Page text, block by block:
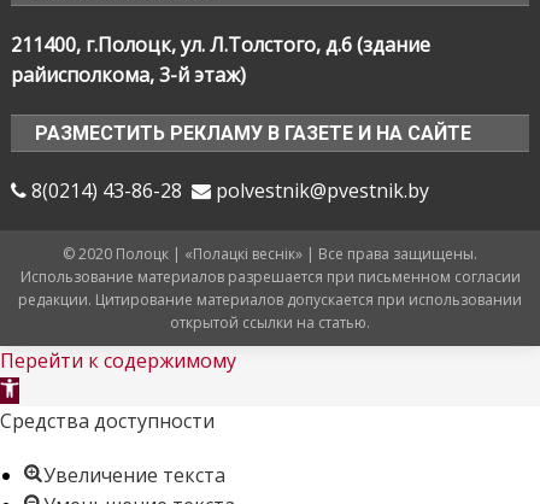
211400, г.Полоцк, ул. Л.Толстого, д.6 (здание
райисполкома, 3-й этаж)
РАЗМЕСТИТЬ РЕКЛАМУ В ГАЗЕТЕ И НА САЙТЕ
8(0214) 43-86-28 polvestnik@pvestnik.by
© 2020 Полоцк | «Полацкі веснік» | Все права защищены.
Использование материалов разрешается при письменном согласии
редакции. Цитирование материалов допускается при использовании
открытой ссылки на статью.
Перейти к содержимому
Открыть
панель
Средства доступности
Увеличение текста